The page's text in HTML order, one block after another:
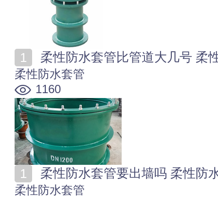
柔性防水套管比管道大几号 柔
柔性防水套管
1160
柔性防水套管要出墙吗 柔性防
柔性防水套管